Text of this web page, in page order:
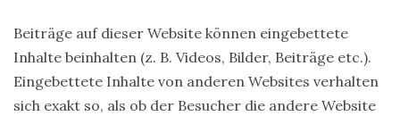
Beiträge auf dieser Website können eingebettete
Inhalte beinhalten (z. B. Videos, Bilder, Beiträge etc.).
Eingebettete Inhalte von anderen Websites verhalten
sich exakt so, als ob der Besucher die andere Website